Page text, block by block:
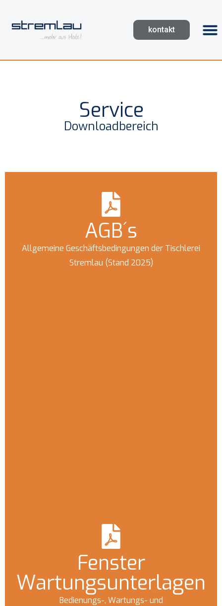
kontakt
Service
Downloadbereich
AGB´s
Allgemeine Geschäftsbedingungen der Tischlerei
Stremlau (Stand 2025)
Fenster
Wartungsunterlagen
Bedienungs-, Wartungs- und